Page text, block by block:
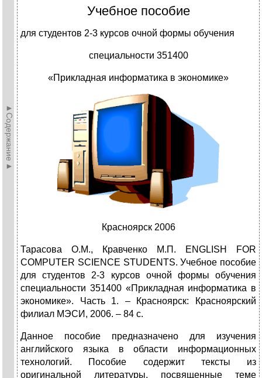
►Содержание►
Учебное пособие
для студентов 2-3 курсов очной формы обучения
специальности 351400
«Прикладная информатика в экономике»
Красноярск 2006
Тарасова О.М., Кравченко М.П. ENGLISH FOR
COMPUTER SCIENCE STUDENTS. Учебное пособие
для студентов 2-3 курсов очной формы обучения
специальности 351400 «Прикладная информатика в
экономике». Часть 1. – Красноярск: Красноярский
филиал МЭСИ, 2006. – 84 с.
Данное пособие предназначено для изуче­ния
английского языка в области информационных
технологий. Пособие содержит тексты из
оригинальной литературы, посвященные теме